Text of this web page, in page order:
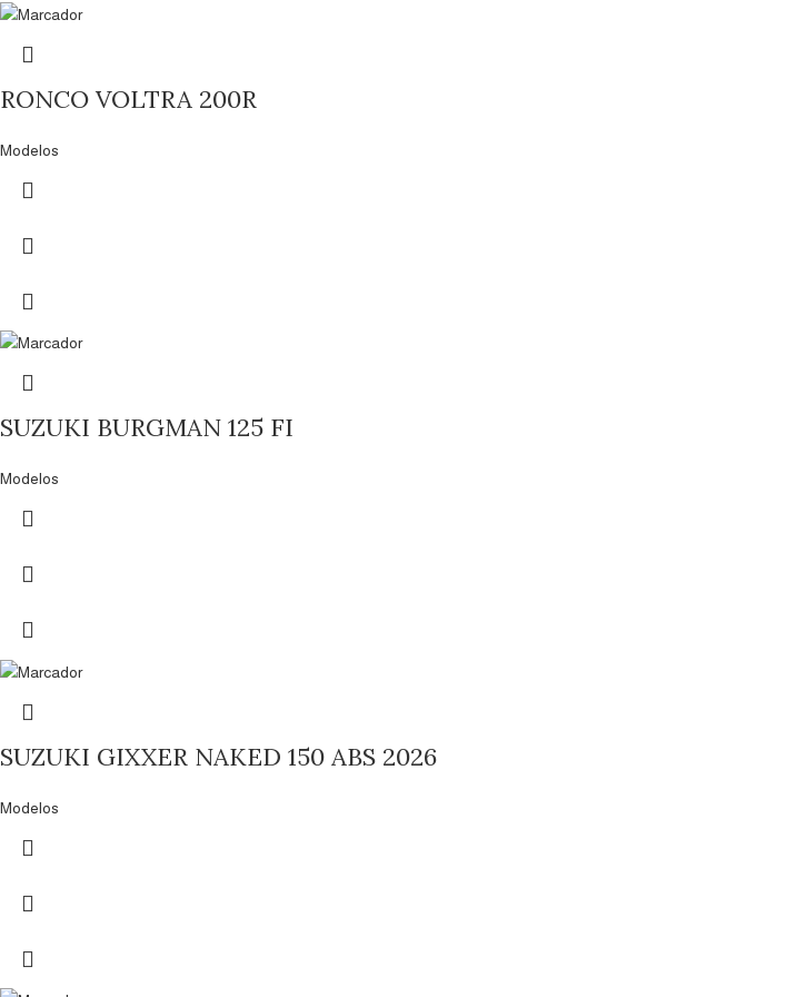
RONCO VOLTRA 200R
Modelos
SUZUKI BURGMAN 125 FI
Modelos
SUZUKI GIXXER NAKED 150 ABS 2026
Modelos